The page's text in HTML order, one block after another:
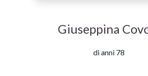
Giuseppina
di anni 78